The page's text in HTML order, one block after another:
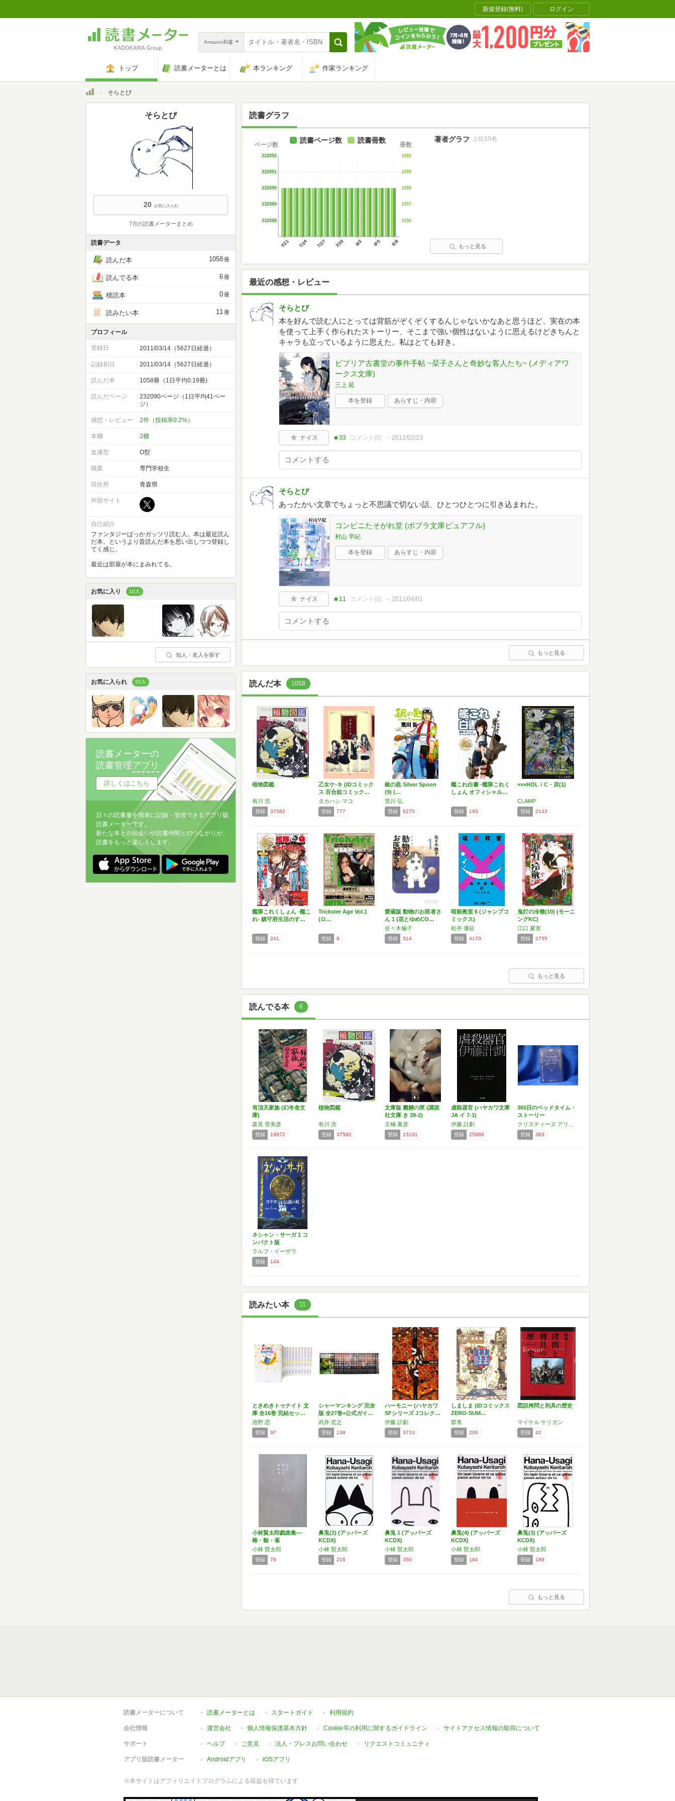
新規登録(無料) ログイン
Amazon和書
トップ 読書メーターとは 本ランキング 作家ランキング
トップそらとび
読書グラフ
7/21 7/24 7/27 7/30 8/2 8/5 8/8
232088
232089
232090
232091
232092
ページ数
1056
1057
1058
1059
1060
冊数
読書ページ数 読書冊数 著者グラフ 上位10名
もっと見る
最近の感想・レビュー
そらとび
本を好んで読む人にとっては背筋がぞくぞくするんじゃないかなあと思うほど、実在の本
を使って上手く作られたストーリー、そこまで強い個性はないように思えるけどきちんと
キャラも立っているように思えた。私はとても好き。
ビブリア古書堂の事件手帖 ~栞子さんと奇妙な客人たち~ (メディアワ
ークス文庫)
三上 延
本を登録 あらすじ・内容
ナイス ★33 コメント(0) 2012/02/23
そらとび
あったかい文章でちょっと不思議で切ない話、ひとつひとつに引き込まれた。
コンビニたそがれ堂 (ポプラ文庫ピュアフル)
村山 早紀
本を登録 あらすじ・内容
ナイス ★11 コメント(0) 2011/04/01
もっと見る
読んだ本 1058
植物図鑑
有川 浩
登録 37582
乙女ケ-キ (IDコミック
ス 百合姫コミック…
タカハシ マコ
登録 777
銀の匙 Silver Spoon
(9) (…
荒川 弘
登録 6275
艦これ白書 -艦隊これく
しょん オフィシャル…
登録 193
×××HOLｉC・戻(1)
CLAMP
登録 2143
艦隊これくしょん -艦こ
れ- 鎮守府生活のす…
登録 241
Trickster Age Vol.1
(ロ…
登録 8
愛蔵版 動物のお医者さ
ん 1 (花とゆめCO…
佐々木倫子
登録 514
暗殺教室 6 (ジャンプコ
ミックス)
松井 優征
登録 4170
鬼灯の冷徹(10) (モーニ
ングKC)
江口 夏実
登録 2755
もっと見る
読んでる本 6
有頂天家族 (幻冬舎文
庫)
森見 登美彦
登録 19972
植物図鑑
有川 浩
登録 37582
文庫版 魍魎の匣 (講談
社文庫 き 39-2)
京極 夏彦
登録 15181
虐殺器官 (ハヤカワ文庫
JA イ 7-1)
伊藤 計劃
登録 25968
365日のベッドタイム・
ストーリー
登録 383
ネシャン・サーガ 1 コ
ンパクト版
ラルフ・イーザウ
登録 144
読みたい本 11
ときめきトゥナイト 文
庫 全16巻 完結セッ…
池野 恋
登録 97
シャーマンキング 完全
版 全27巻+公式ガイ…
武井 宏之
登録 138
ハーモニー (ハヤカワ
SFシリーズ Jコレク…
伊藤 計劃
登録 3710
しましま (IDコミックス
ZERO-SUM…
群青
登録 200
図説拷問と刑具の歴史
マイケル ケリガン
登録 42
小林賢太郎戯曲集―
椿・鯨・雀
小林 賢太郎
登録 76
鼻兎(2) (アッパーズ
KCDX)
小林 賢太郎
登録 216
鼻兎 1 (アッパーズ
KCDX)
小林 賢太郎
登録 350
鼻兎(4) (アッパーズ
KCDX)
小林 賢太郎
登録 184
鼻兎(3) (アッパーズ
KCDX)
小林 賢太郎
登録 189
もっと見る
そらとび
20 お気に入られ
7月の読書メーターまとめ
読書データ
読んだ本 1058冊
読んでる本 6冊
積読本 0冊
読みたい本 11冊
プロフィール
登録日 2011/03/14（5627日経過）
記録初日 2011/03/14（5627日経過）
読んだ本 1058冊（1日平均0.19冊)
読んだページ
232090ページ（1日平均41ペー
ジ）
感想・レビュー 2件（投稿率0.2%）
本棚 2棚
血液型 O型
職業 専門学校生
現住所 青森県
外部サイト
自己紹介
ファンタジーばっかガッツリ読む人。本は最近読ん
だ本、というより昔読んだ本を思い出しつつ登録し
てく感じ。
最近は部屋が本にまみれてる。
お気に入り 10人
知人・友人を探す
お気に入られ 20人
読書メーターの
読書管理アプリ
詳しくはこちら
日々の読書量を簡単に記録・管理できるアプリ版
読書メーターです。
新たな本との出会いや読書仲間とのつながりが、
読書をもっと楽しくします。
読書メーターについて 読書メーターとは スタートガイド 利用規約
会社情報 運営会社 個人情報保護基本方針 Cookie等の利用に関するガイドライン サイトアクセス情報の取得について
サポート ヘルプ ご意見 法人・プレスお問い合わせ リクエストコミュニティ
アプリ版読書メーター Androidアプリ iOSアプリ
※本サイトはアフィリエイトプログラムによる収益を得ています